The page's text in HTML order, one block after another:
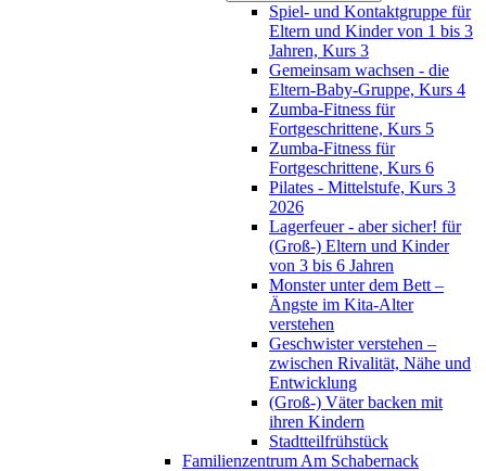
Spiel- und Kontaktgruppe für
Eltern und Kinder von 1 bis 3
Jahren, Kurs 3
Gemeinsam wachsen - die
Eltern-Baby-Gruppe, Kurs 4
Zumba-Fitness für
Fortgeschrittene, Kurs 5
Zumba-Fitness für
Fortgeschrittene, Kurs 6
Pilates - Mittelstufe, Kurs 3
2026
Lagerfeuer - aber sicher! für
(Groß-) Eltern und Kinder
von 3 bis 6 Jahren
Monster unter dem Bett –
Ängste im Kita-Alter
verstehen
Geschwister verstehen –
zwischen Rivalität, Nähe und
Entwicklung
(Groß-) Väter backen mit
ihren Kindern
Stadtteilfrühstück
Familienzentrum Am Schabernack